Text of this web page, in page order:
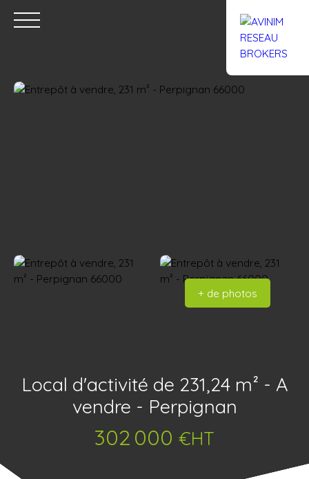
+ de photos
Local d'activité de 231,24 m² - A
vendre - Perpignan
302 000 €HT